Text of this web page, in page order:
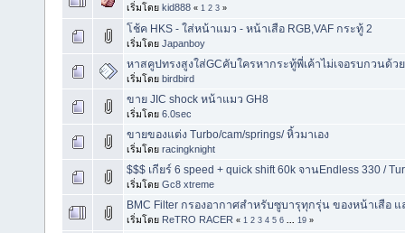
เริ่มโดย kid888 « 1 2 3 »
โช้ค HKS - ใส่หน้าแมว - หน้าเสือ RGB,VAF กระทู้ 2
เริ่มโดย Japanboy
หาสคูปทรงสูงใส่GCคับใครหากระทู้พี่เค้าไม่เจอรบกวนด้ว
เริ่มโดย birdbird
ขาย JIC shock หน้าแมว GH8
เริ่มโดย 6.0sec
ขายของแต่ง Turbo/cam/springs/ หิ้วมาเอง
เริ่มโดย racingknight
$$$ เกียร์ 6 speed + quick shift 60k จานEndless 330 /
เริ่มโดย Gc8 xtreme
BMC Filter กรองอากาศสำหรับซูบารุทุกรุ่น ของหน้าเสือ
เริ่มโดย ReTRO RACER « 1 2 3 4 5 6 19 »